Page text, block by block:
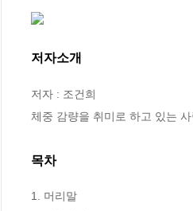
저자소개
저자 : 조건희
체중 감량을 취미로 하고 있는 사
목차
1. 머리말